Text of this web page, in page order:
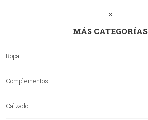
MÁS CATEGORÍAS
Ropa
Complementos
Calzado